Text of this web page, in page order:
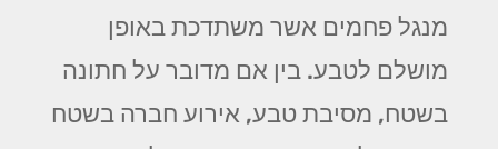
מנגל פחמים אשר משתדכת באופן
מושלם לטבע. בין אם מדובר על חתונה
בשטח, מסיבת טבע, אירוע חברה בשטח